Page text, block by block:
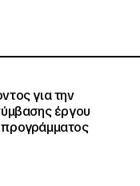
για την
έργου
προγράμματος